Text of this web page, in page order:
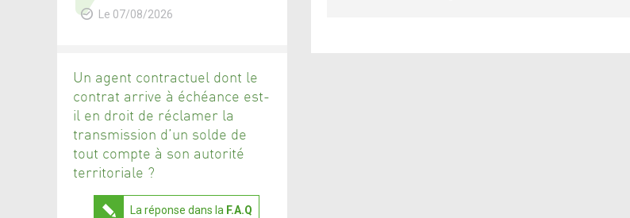
Le 07/08/2026
Un agent contractuel dont le
contrat arrive à échéance est-
il en droit de réclamer la
transmission d’un solde de
tout compte à son autorité
territoriale ?
La réponse dans la F.A.Q